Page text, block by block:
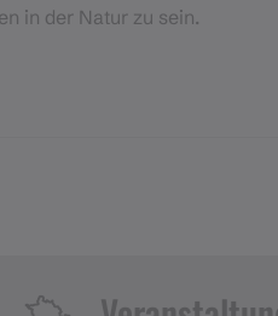
in der Natur zu sein.